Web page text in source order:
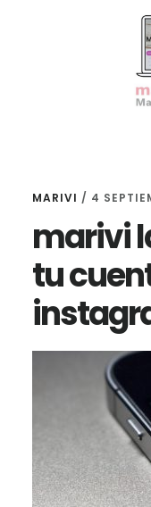
MARIVI / 4
marivi
tu